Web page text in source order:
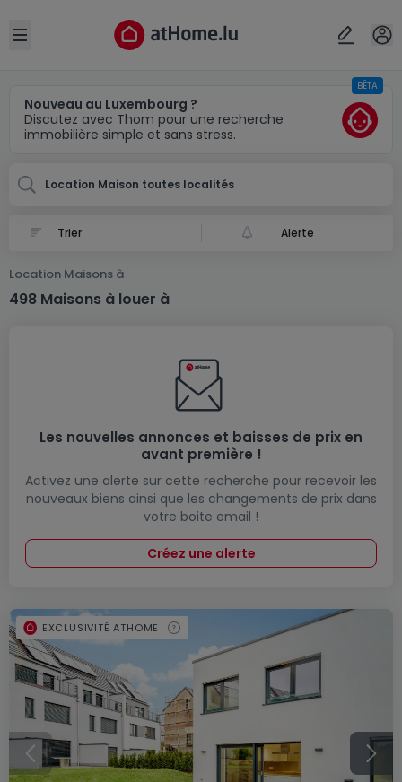
Open sidebar
Nouveau au Luxembourg ?
Discutez avec Thom pour une recherche
immobilière simple et sans stress.
BÊTA
Location Maison toutes localités
Alerte
Location Maisons à
498 Maisons à louer à
Les nouvelles annonces et baisses de prix en
avant première !
Activez une alerte sur cette recherche pour recevoir les
nouveaux biens ainsi que les changements de prix dans
votre boite email !
Créez une alerte
EXCLUSIVITÉ ATHOME
Localité(s)
Annuler OK